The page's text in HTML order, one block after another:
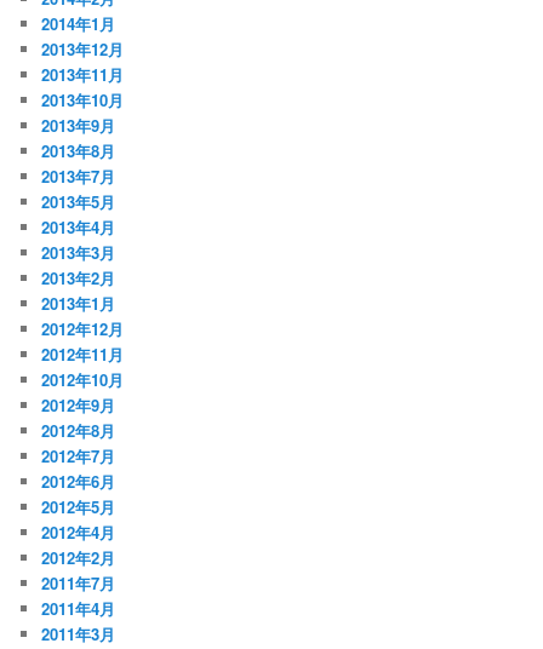
2014年1月
2013年12月
2013年11月
2013年10月
2013年9月
2013年8月
2013年7月
2013年5月
2013年4月
2013年3月
2013年2月
2013年1月
2012年12月
2012年11月
2012年10月
2012年9月
2012年8月
2012年7月
2012年6月
2012年5月
2012年4月
2012年2月
2011年7月
2011年4月
2011年3月